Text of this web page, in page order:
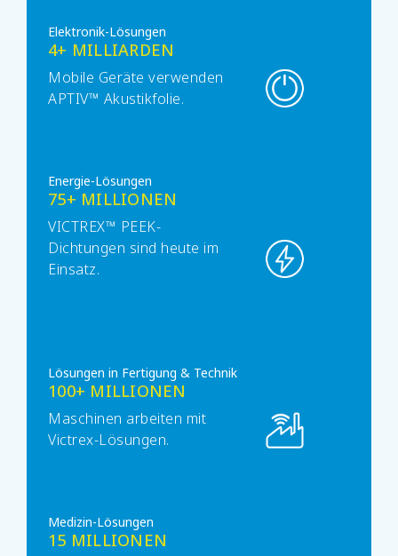
Elektronik-Lösungen
4+ MILLIARDEN
Mobile Geräte verwenden
APTIV™ Akustikfolie.
Energie-Lösungen
75+ MILLIONEN
VICTREX™ PEEK-
Dichtungen sind heute im
Einsatz.
Lösungen in Fertigung & Technik
100+ MILLIONEN
Maschinen arbeiten mit
Victrex-Lösungen.
Medizin-Lösungen
15 MILLIONEN